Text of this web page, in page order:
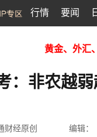
行情 要闻
黄金、外汇
：非农越
财经原创 编辑：